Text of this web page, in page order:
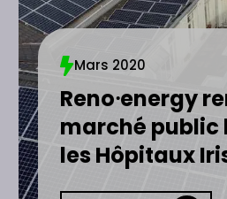
Mars 2020
Reno⸱energy
marché public
les Hôpitaux
Bruxelles